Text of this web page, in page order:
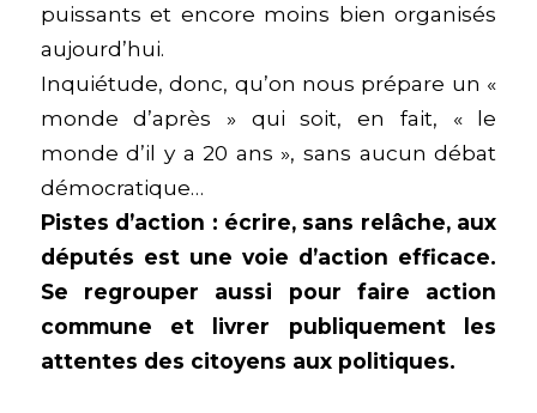
puissants et encore moins bien organisés
aujourd’hui.
Inquiétude, donc, qu’on nous prépare un «
monde d’après » qui soit, en fait, « le
monde d’il y a 20 ans », sans aucun débat
démocratique…
Pistes d’action : écrire, sans relâche, aux
députés est une voie d’action efficace.
Se regrouper aussi pour faire action
commune et livrer publiquement les
attentes des citoyens aux politiques.